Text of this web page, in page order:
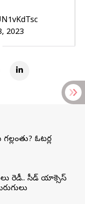
2023
ఓటర్ల
రెడీ.. సీడ్‌ యాక్సెస్‌